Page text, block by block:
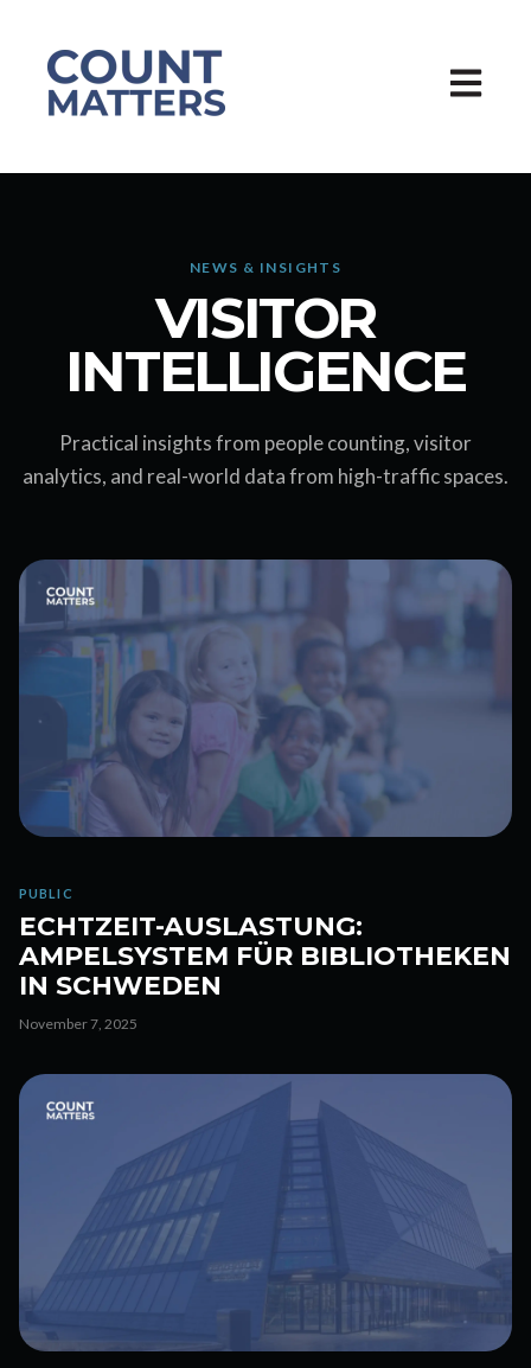
NEWS & INSIGHTS
VISITOR
INTELLIGENCE
Practical insights from people counting, visitor
analytics, and real-world data from high-traffic spaces.
PUBLIC
ECHTZEIT-AUSLASTUNG:
AMPELSYSTEM FÜR BIBLIOTHEKEN
IN SCHWEDEN
November 7, 2025